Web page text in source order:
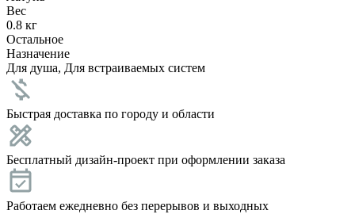
Вес
0.8 кг
Остальное
Назначение
Для душа, Для встраиваемых систем
Быстрая доставка по городу и области
Бесплатный дизайн-проект при оформлении заказа
Работаем ежедневно без перерывов и выходных